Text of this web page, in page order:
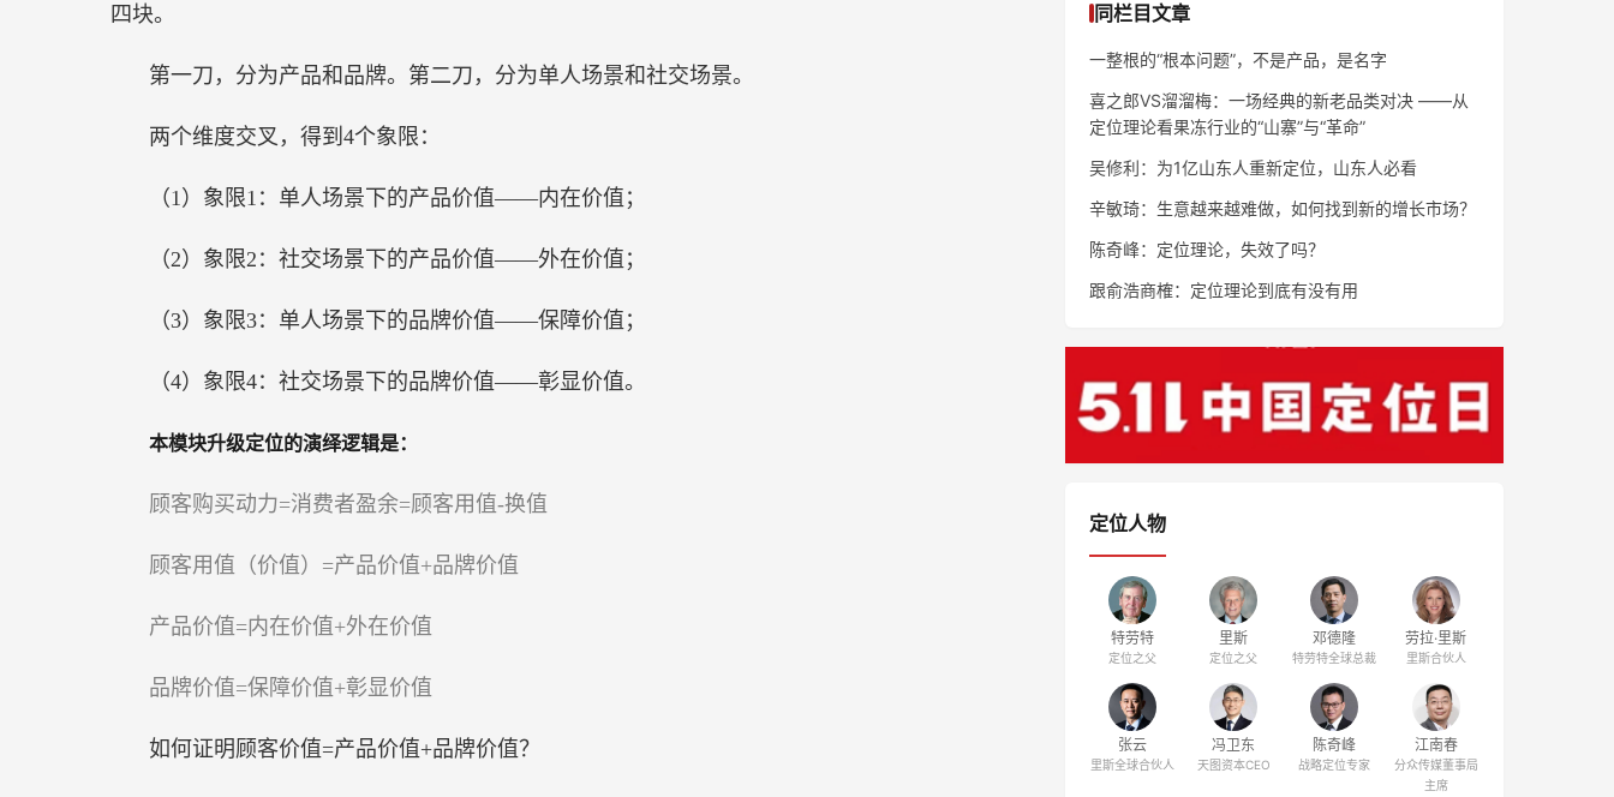
四块。
第一刀，分为产品和品牌。第二刀，分为单人场景和社交场景。
两个维度交叉，得到4个象限：
（1）象限1：单人场景下的产品价值——内在价值；
（2）象限2：社交场景下的产品价值——外在价值；
（3）象限3：单人场景下的品牌价值——保障价值；
（4）象限4：社交场景下的品牌价值——彰显价值。
本模块升级定位的演绎逻辑是：
顾客购买动力=消费者盈余=顾客用值-换值
顾客用值（价值）=产品价值+品牌价值
产品价值=内在价值+外在价值
品牌价值=保障价值+彰显价值
如何证明顾客价值=产品价值+品牌价值？
同栏目文章
一整根的“根本问题”，不是产品，是名字
喜之郎VS溜溜梅：一场经典的新老品类对决 ——从
定位理论看果冻行业的“山寨”与“革命”
吴修利：为1亿山东人重新定位，山东人必看
辛敏琦：生意越来越难做，如何找到新的增长市场？
陈奇峰：定位理论，失效了吗？
跟俞浩商榷：定位理论到底有没有用
定位人物
特劳特
定位之父
里斯
定位之父
邓德隆
特劳特全球总裁
劳拉·里斯
里斯合伙人
张云
里斯全球合伙人
冯卫东
天图资本CEO
陈奇峰
战略定位专家
江南春
分众传媒董事局
主席